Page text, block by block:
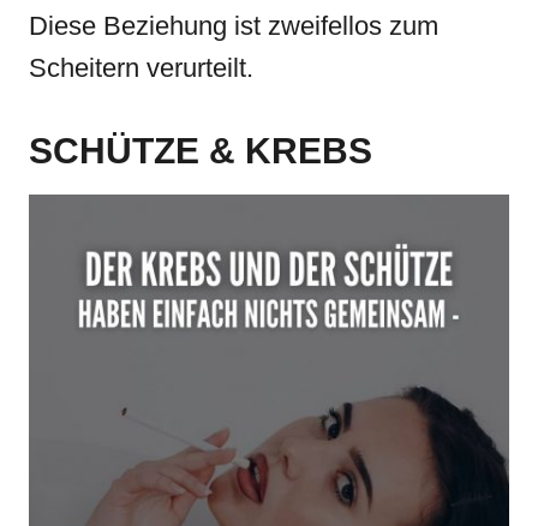
Diese Beziehung ist zweifellos zum
Scheitern verurteilt.
SCHÜTZE & KREBS